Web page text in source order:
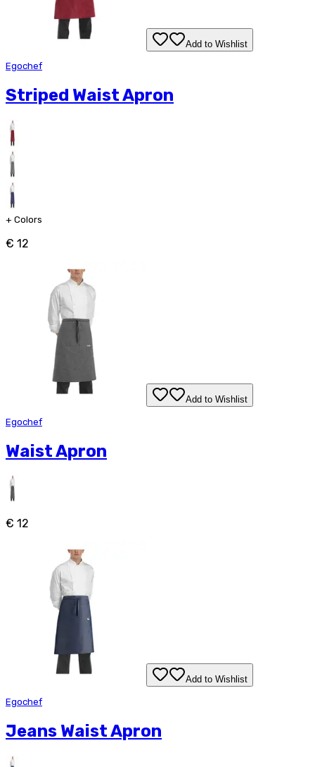
Add to Wishlist
Egochef
Striped Waist Apron
+ Colors
€ 12
Add to Wishlist
Egochef
Waist Apron
€ 12
Add to Wishlist
Egochef
Jeans Waist Apron